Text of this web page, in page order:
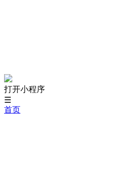
打开小程序
☰
首页